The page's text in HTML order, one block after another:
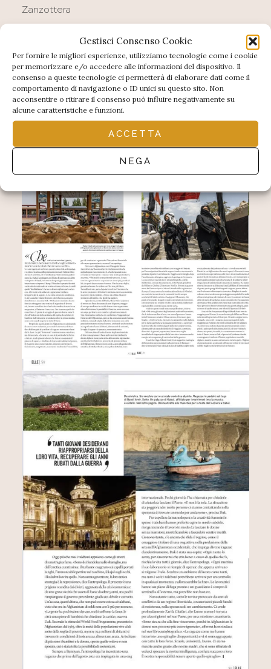
Gestisci Consenso Cookie
Per fornire le migliori esperienze, utilizziamo tecnologie come i cookie
per memorizzare e/o accedere alle informazioni del dispositivo. Il
consenso a queste tecnologie ci permetterà di elaborare dati come il
comportamento di navigazione o ID unici su questo sito. Non
acconsentire o ritirare il consenso può influire negativamente su
alcune caratteristiche e funzioni.
ACCETTA
NEGA
Zanzottera